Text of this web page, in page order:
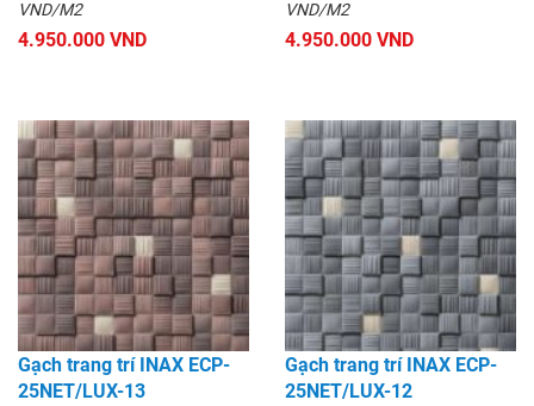
VND/M2
4.950.000 VND
VND/M2
4.950.000 VND
Gạch trang trí INAX ECP-
25NET/LUX-13
Gạch trang trí INAX ECP-
25NET/LUX-12